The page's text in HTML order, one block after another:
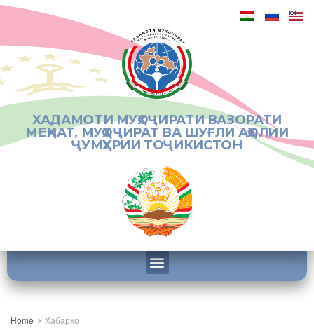
ХАДАМОТИ МУҲОҶИРАТИ ВАЗОРАТИ
МЕҲНАТ, МУҲОҶИРАТ ВА ШУҒЛИ АҲОЛИИ
ҶУМҲУРИИ ТОҶИКИСТОН
Home Хабархо